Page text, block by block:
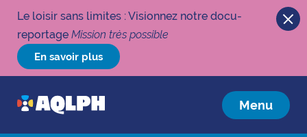
Le loisir sans limites : Visionnez notre docu-
reportage Mission très possible
En savoir plus
Menu